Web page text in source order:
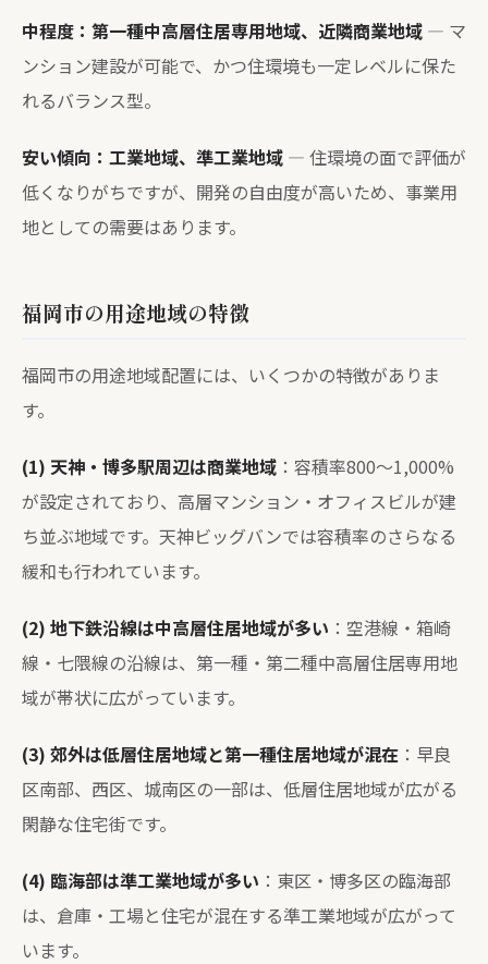
中程度：第一種中高層住居専用地域、近隣商業地域 — マ
ンション建設が可能で、かつ住環境も一定レベルに保た
れるバランス型。
安い傾向：工業地域、準工業地域 — 住環境の面で評価が
低くなりがちですが、開発の自由度が高いため、事業用
地としての需要はあります。
福岡市の用途地域の特徴
福岡市の用途地域配置には、いくつかの特徴がありま
す。
(1) 天神・博多駅周辺は商業地域 ：容積率800〜1,000%
が設定されており、高層マンション・オフィスビルが建
ち並ぶ地域です。天神ビッグバンでは容積率のさらなる
緩和も行われています。
(2) 地下鉄沿線は中高層住居地域が多い ：空港線・箱崎
線・七隈線の沿線は、第一種・第二種中高層住居専用地
域が帯状に広がっています。
(3) 郊外は低層住居地域と第一種住居地域が混在 ：早良
区南部、西区、城南区の一部は、低層住居地域が広がる
閑静な住宅街です。
(4) 臨海部は準工業地域が多い ：東区・博多区の臨海部
は、倉庫・工場と住宅が混在する準工業地域が広がって
います。